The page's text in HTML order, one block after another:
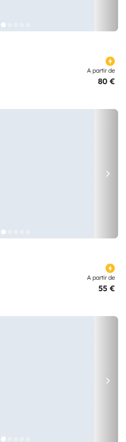
A partir de
80 €
A partir de
55 €